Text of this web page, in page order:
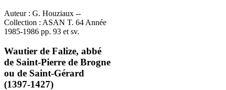
Auteur : G. Houziaux --
Collection : ASAN T. 64 Année
1985-1986 pp. 93 et sv.
Wautier de Falize, abbé
de Saint-Pierre de Brogne
ou de Saint-Gérard
(1397-1427)